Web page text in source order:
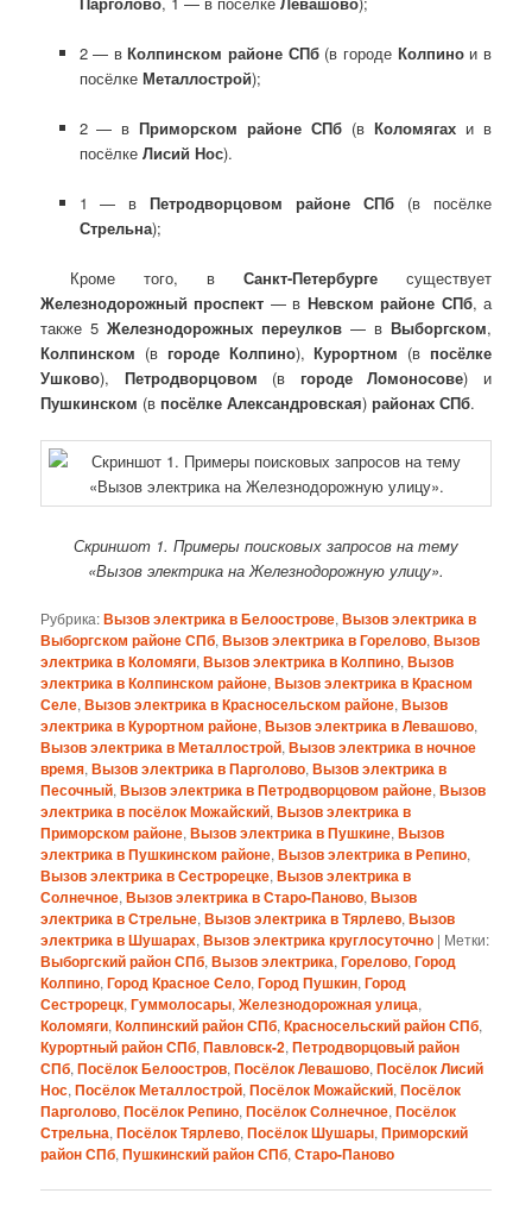
2 — вКолпинском районе СПб(в городе Колпинои в
посёлке Металлострой);
2 — вПриморском районе СПб (вКоломягах и в
посёлкеЛисий Нос).
1 — вПетродворцовом районе СПб (в посёлке
Стрельна);
Кроме того, в Санкт-Петербургесуществует
Железнодорожный проспект — в Невском районе СПб, а
также 5Железнодорожных переулков — в Выборгском,
Колпинском (в городе Колпино),Курортном (в посёлке
Ушково), Петродворцовом (в городе Ломоносове) и
Пушкинском (в посёлке Александровская)районах СПб.
Скриншот 1. Примеры поисковых запросов на тему
«Вызов электрика на Железнодорожную улицу».
Рубрика:Вызов электрика в Белоострове,Вызов электрика в
Выборгском районе СПб,Вызов электрика в Горелово,Вызов
электрика в Коломяги,Вызов электрика в Колпино,Вызов
электрика в Колпинском районе,Вызов электрика в Красном
Селе,Вызов электрика в Красносельском районе,Вызов
электрика в Курортном районе,Вызов электрика в Левашово,
Вызов электрика в Металлострой,Вызов электрика в ночное
время,Вызов электрика в Парголово,Вызов электрика в
Песочный,Вызов электрика в Петродворцовом районе,Вызов
электрика в посёлок Можайский,Вызов электрика в
Приморском районе,Вызов электрика в Пушкине,Вызов
электрика в Пушкинском районе,Вызов электрика в Репино,
Вызов электрика в Сестрорецке,Вызов электрика в
Солнечное,Вызов электрика в Старо-Паново,Вызов
электрика в Стрельне,Вызов электрика в Тярлево,Вызов
электрика в Шушарах,Вызов электрика круглосуточно | Метки:
Выборгский район СПб,Вызов электрика,Горелово,Город
Колпино,Город Красное Село,Город Пушкин,Город
Сестрорецк,Гуммолосары,Железнодорожная улица,
Коломяги,Колпинский район СПб,Красносельский район СПб,
Курортный район СПб,Павловск-2,Петродворцовый район
СПб,Посёлок Белоостров,Посёлок Левашово,Посёлок Лисий
Нос,Посёлок Металлострой,Посёлок Можайский,Посёлок
Парголово,Посёлок Репино,Посёлок Солнечное,Посёлок
Стрельна,Посёлок Тярлево,Посёлок Шушары,Приморский
район СПб,Пушкинский район СПб,Старо-Паново